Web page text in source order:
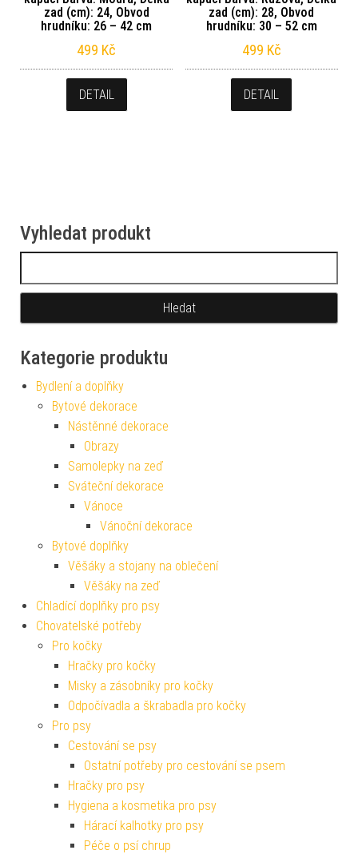
zad (cm): 24, Obvod
hrudníku: 26 – 42 cm
499 Kč
DETAIL
zad (cm): 28, Obvod
hrudníku: 30 – 52 cm
499 Kč
DETAIL
Vyhledat produkt
Kategorie produktu
Bydlení a doplňky
Bytové dekorace
Nástěnné dekorace
Obrazy
Samolepky na zeď
Sváteční dekorace
Vánoce
Vánoční dekorace
Bytové doplňky
Věšáky a stojany na oblečení
Věšáky na zeď
Chladící doplňky pro psy
Chovatelské potřeby
Pro kočky
Hračky pro kočky
Misky a zásobníky pro kočky
Odpočívadla a škrabadla pro kočky
Pro psy
Cestování se psy
Ostatní potřeby pro cestování se psem
Hračky pro psy
Hygiena a kosmetika pro psy
Hárací kalhotky pro psy
Péče o psí chrup